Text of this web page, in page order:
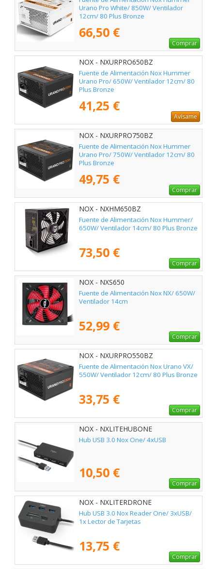
Urano Pro White/ 850W/ Ventilador
12cm/ 80 Plus Bronze
66,50 €
Comprar
NOX - NXURPRO650BZ
Fuente de Alimentación Nox Hummer
Urano Pro/ 650W/ Ventilador 12cm/ 80
Plus Bronze
41,25 €
Avísame
NOX - NXURPRO750BZ
Fuente de Alimentación Nox Hummer
Urano Pro/ 750W/ Ventilador 12cm/ 80
Plus Bronze
49,75 €
Comprar
NOX - NXHM650BZ
Fuente de Alimentación Nox Hummer/
650W/ Ventilador 14cm/ 80 Plus Bronze
73,50 €
Comprar
NOX - NXS650
Fuente de Alimentación Nox NX/ 650W/
Ventilador 14cm
52,99 €
Comprar
NOX - NXURPRO550BZ
Fuente de Alimentación Nox Urano VX/
550W/ Ventilador 12cm/ 80 Plus Bronze
33,75 €
Comprar
NOX - NXLITEHUBONE
Hub USB 3.0 Nox One/ 4xUSB
10,50 €
Comprar
NOX - NXLITERDRONE
Hub USB 3.0 Nox Reader One/ 3xUSB/
1x Lector de Tarjetas
13,75 €
Comprar